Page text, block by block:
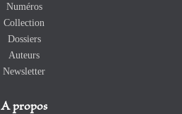
Numéros
Collection
Dossiers
Auteurs
Newsletter
A propos